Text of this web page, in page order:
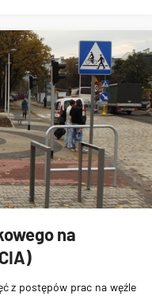
na
z postępów prac na węźle